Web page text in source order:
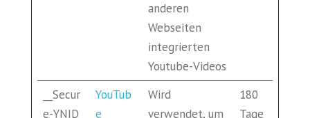
anderen
Webseiten
integrierten
Youtube-Videos
__Secur
e-YNID
YouTub
e
Wird
verwendet, um
180
Tage